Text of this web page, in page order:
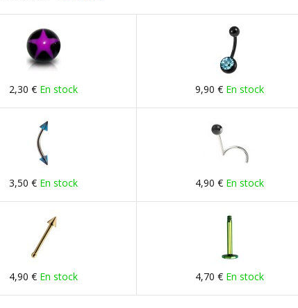
2,30 € En stock 9,90 € En stock
3,50 € En stock 4,90 € En stock
4,90 € En stock 4,70 € En stock